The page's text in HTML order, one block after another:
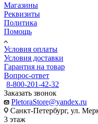
Магазины
Реквизиты
Политика
Помощь
Условия оплаты
Условия доставки
Гарантия на товар
Вопрос-ответ
8-800-201-42-32
Заказать звонок
PletoraStore@yandex.ru
Санкт-Петербург, ул.
3 этаж